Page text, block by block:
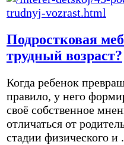
Подростковая
трудный возраст?
Когда ребенок
правило, у него
своё собственное
отличаться от
стадии физического и